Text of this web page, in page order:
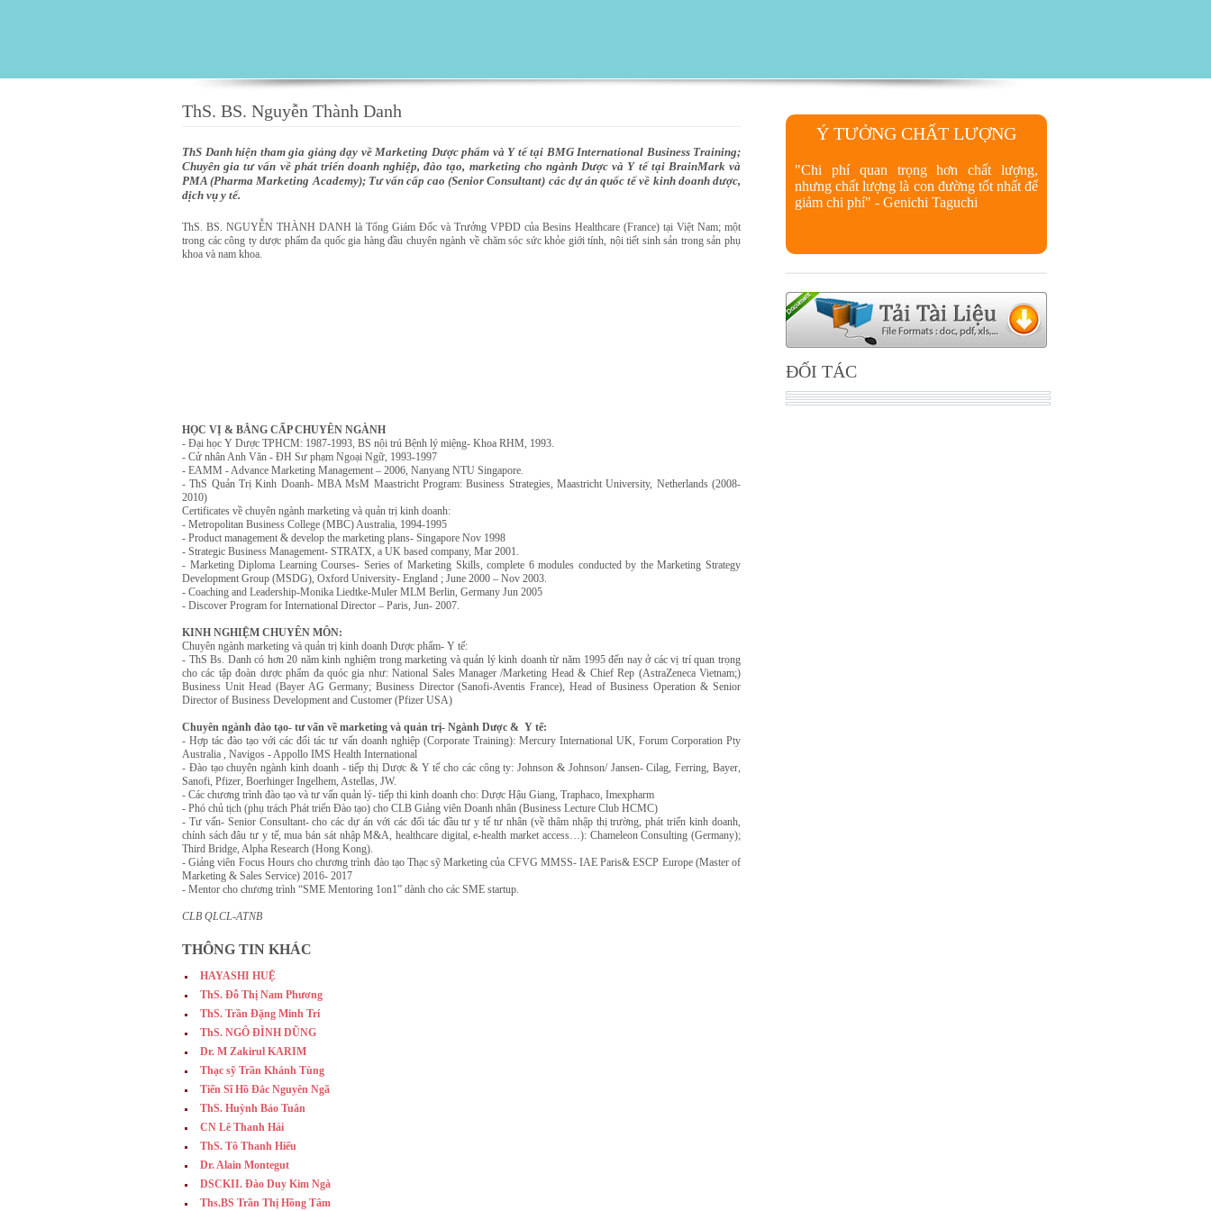
ThS. BS. Nguyễn Thành Danh
ThS Danh hiện tham gia giảng dạy về Marketing Dược phẩm và Y tế tại BMG International Business Training;
Chuyên gia tư vấn về phát triển doanh nghiệp, đào tạo, marketing cho ngành Dược và Y tế tại BrainMark và
PMA (Pharma Marketing Academy); Tư vấn cấp cao (Senior Consultant) các dự án quốc tế về kinh doanh dược,
dịch vụ y tế.
ThS. BS. NGUYỄN THÀNH DANH là Tổng Giám Đốc và Trưởng VPĐD của Besins Healthcare (France) tại Việt Nam; một
trong các công ty dược phẩm đa quốc gia hàng đầu chuyên ngành về chăm sóc sức khỏe giới tính, nội tiết sinh sản trong sản phụ
khoa và nam khoa.
HỌC VỊ & BẰNG CẤP CHUYÊN NGÀNH
- Đại học Y Dược TPHCM: 1987-1993, BS nội trú Bệnh lý miệng- Khoa RHM, 1993.
- Cử nhân Anh Văn - ĐH Sư phạm Ngoại Ngữ, 1993-1997
- EAMM - Advance Marketing Management – 2006, Nanyang NTU Singapore.
- ThS Quản Trị Kinh Doanh- MBA MsM Maastricht Program: Business Strategies, Maastricht University, Netherlands (2008-
2010)
Certificates về chuyên ngành marketing và quản trị kinh doanh:
- Metropolitan Business College (MBC) Australia, 1994-1995
- Product management & develop the marketing plans- Singapore Nov 1998
- Strategic Business Management- STRATX, a UK based company, Mar 2001.
- Marketing Diploma Learning Courses- Series of Marketing Skills, complete 6 modules conducted by the Marketing Strategy
Development Group (MSDG), Oxford University- England ; June 2000 – Nov 2003.
- Coaching and Leadership-Monika Liedtke-Muler MLM Berlin, Germany Jun 2005
- Discover Program for International Director – Paris, Jun- 2007.
KINH NGHIỆM CHUYÊN MÔN:
Chuyên ngành marketing và quản trị kinh doanh Dược phẩm- Y tế:
- ThS Bs. Danh có hơn 20 năm kinh nghiệm trong marketing và quản lý kinh doanh từ năm 1995 đến nay ở các vị trí quan trọng
cho các tập đoàn dược phẩm đa quóc gia như: National Sales Manager /Marketing Head & Chief Rep (AstraZeneca Vietnam;)
Business Unit Head (Bayer AG Germany; Business Director (Sanofi-Aventis France), Head of Business Operation & Senior
Director of Business Development and Customer (Pfizer USA)
Chuyên ngành đào tạo- tư vấn về marketing và quản trị- Ngành Dược & Y tế:
- Hợp tác đào tạo với các đối tác tư vấn doanh nghiệp (Corporate Training): Mercury International UK, Forum Corporation Pty
Australia , Navigos - Appollo IMS Health International
- Đào tạo chuyên ngành kinh doanh - tiếp thị Dược & Y tế cho các công ty: Johnson & Johnson/ Jansen- Cilag, Ferring, Bayer,
Sanofi, Pfizer, Boerhinger Ingelhem, Astellas, JW.
- Các chương trình đào tạo và tư vấn quản lý- tiếp thi kinh doanh cho: Dược Hậu Giang, Traphaco, Imexpharm
- Phó chủ tịch (phụ trách Phát triển Đào tạo) cho CLB Giảng viên Doanh nhân (Business Lecture Club HCMC)
- Tư vấn- Senior Consultant- cho các dự án với các đối tác đầu tư y tế tư nhân (về thâm nhập thị trường, phát triển kinh doanh,
chính sách đâu tư y tế, mua bán sát nhập M&A, healthcare digital, e-health market access…): Chameleon Consulting (Germany);
Third Bridge, Alpha Research (Hong Kong).
- Giảng viên Focus Hours cho chương trình đào tạo Thạc sỹ Marketing của CFVG MMSS- IAE Paris& ESCP Europe (Master of
Marketing & Sales Service) 2016- 2017
- Mentor cho chương trình “SME Mentoring 1on1” dành cho các SME startup.
CLB QLCL-ATNB
THÔNG TIN KHÁC
HAYASHI HUỆ
ThS. Đỗ Thị Nam Phương
ThS. Trần Đặng Minh Trí
ThS. NGÔ ĐÌNH DŨNG
Dr. M Zakirul KARIM
Thạc sỹ Trần Khánh Tùng
Tiến Sĩ Hồ Đắc Nguyên Ngã
ThS. Huỳnh Bảo Tuân
CN Lê Thanh Hải
ThS. Tô Thanh Hiếu
Dr. Alain Montegut
DSCKII. Đào Duy Kim Ngà
Ths.BS Trần Thị Hồng Tâm
Ý TƯỞNG CHẤT LƯỢNG
"Chi phí quan trọng hơn chất lượng,
nhưng chất lượng là con đường tốt nhất để
giảm chi phí" - Genichi Taguchi
ĐỐI TÁC